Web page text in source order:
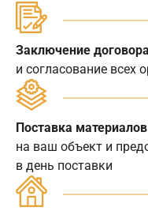
Заключение договора
и согласование всех
Поставка материалов
на ваш объект и
в день поставки